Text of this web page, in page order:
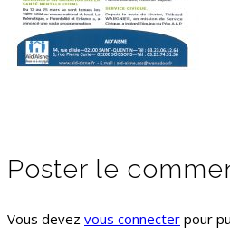
Poster le
Vous devez vous connecter pour